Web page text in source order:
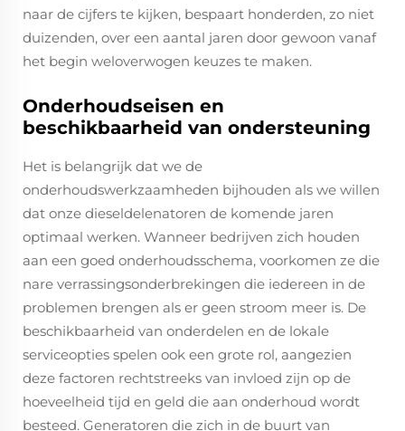
naar de cijfers te kijken, bespaart honderden, zo niet
duizenden, over een aantal jaren door gewoon vanaf
het begin weloverwogen keuzes te maken.
Onderhoudseisen en
beschikbaarheid van ondersteuning
Het is belangrijk dat we de
onderhoudswerkzaamheden bijhouden als we willen
dat onze dieseldelenatoren de komende jaren
optimaal werken. Wanneer bedrijven zich houden
aan een goed onderhoudsschema, voorkomen ze die
nare verrassingsonderbrekingen die iedereen in de
problemen brengen als er geen stroom meer is. De
beschikbaarheid van onderdelen en de lokale
serviceopties spelen ook een grote rol, aangezien
deze factoren rechtstreeks van invloed zijn op de
hoeveelheid tijd en geld die aan onderhoud wordt
besteed. Generatoren die zich in de buurt van